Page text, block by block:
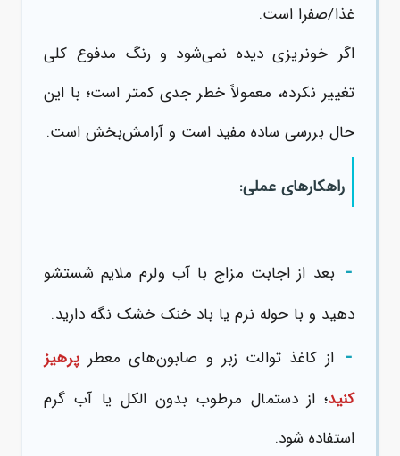
غذا/صفرا است.
اگر خونریزی دیده نمی‌شود و رنگ مدفوع کلی
تغییر نکرده، معمولاً خطر جدی کمتر است؛ با این
حال بررسی ساده مفید است و آرامش‌بخش است.
راهکارهای عملی:
- بعد از اجابت مزاج با آب ولرم ملایم شستشو
دهید و با حوله نرم یا باد خنک خشک نگه دارید.
- از کاغذ توالت زبر و صابون‌های معطرپرهیز
کنید؛ از دستمال مرطوب بدون الکل یا آب گرم
استفاده شود.